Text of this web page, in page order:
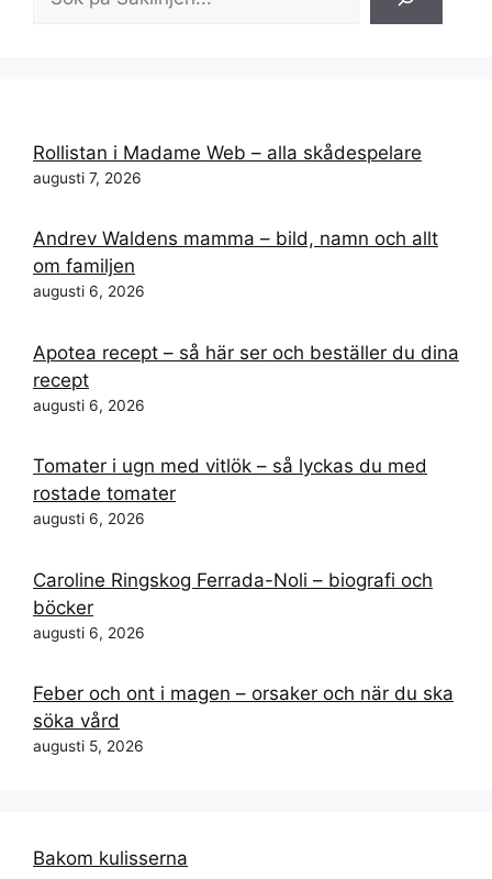
Rollistan i Madame Web – alla skådespelare
augusti 7, 2026
Andrev Waldens mamma – bild, namn och allt
om familjen
augusti 6, 2026
Apotea recept – så här ser och beställer du dina
recept
augusti 6, 2026
Tomater i ugn med vitlök – så lyckas du med
rostade tomater
augusti 6, 2026
Caroline Ringskog Ferrada-Noli – biografi och
böcker
augusti 6, 2026
Feber och ont i magen – orsaker och när du ska
söka vård
augusti 5, 2026
Bakom kulisserna